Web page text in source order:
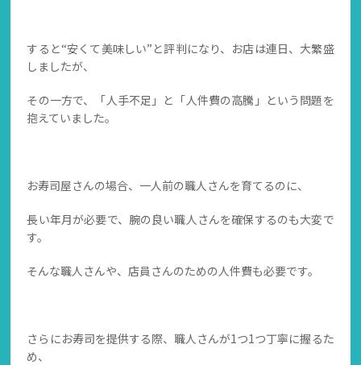
すると“安くて美味しい”と評判になり、お店は連日、大繁盛
しましたが、
その一方で、「人手不足」と「人件費の高騰」という問題を
抱えていました。
お寿司屋さんの場合、一人前の職人さんを育てるのに、
長い年月が必要で、腕の良い職人さんを確保するのも大変で
す。
そんな職人さんや、店員さんのための人件費も必要です。
さらにお寿司を提供する際、職人さんが1つ1つ丁寧に握るた
め、